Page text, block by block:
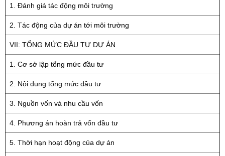
1. Đánh giá tác động môi trường
2. Tác động của dự án tới môi trường
VII: TỔNG MỨC ĐẦU TƯ DỰ ÁN
1. Cơ sở lập tổng mức đầu tư
2. Nội dung tổng mức đầu tư
3. Nguồn vốn và nhu cầu vốn
4. Phương án hoàn trả vốn đầu tư
5. Thời hạn hoạt động của dự án